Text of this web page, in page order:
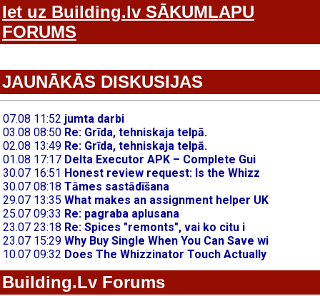
Iet uz Building.lv SĀKUMLAPU
FORUMS
JAUNĀKĀS DISKUSIJAS
Building.Lv Forums